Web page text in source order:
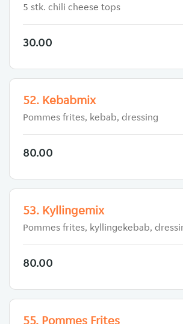
5 stk. chili cheese tops
30.00
52. Kebabmix
Pommes frites, kebab, dressing
80.00
53. Kyllingemix
Pommes frites, kyllingekebab,
80.00
55. Pommes Frites